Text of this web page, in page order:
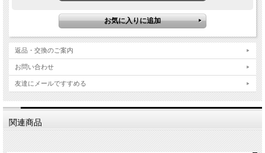
返品・交換のご案内
お問い合わせ
友達にメールですすめる
関連商品